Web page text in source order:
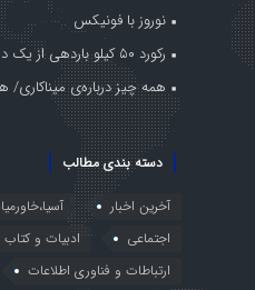
نوروز با فونیکس
رکورد ۵۰ کیلو باردهی از یک درخت بادام
همه چیز درباره‌ی میناکاری/
دسته بندی مطالب
آخرین اخبار
اجتماعی
ادبیات و کتاب
ارتباطات و فناوری اطلاعات